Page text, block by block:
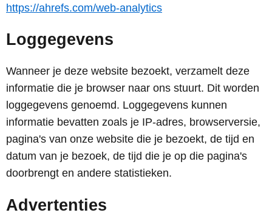
https://ahrefs.com/web-analytics
Loggegevens
Wanneer je deze website bezoekt, verzamelt deze
informatie die je browser naar ons stuurt. Dit worden
loggegevens genoemd. Loggegevens kunnen
informatie bevatten zoals je IP-adres, browserversie,
pagina's van onze website die je bezoekt, de tijd en
datum van je bezoek, de tijd die je op die pagina's
doorbrengt en andere statistieken.
Advertenties